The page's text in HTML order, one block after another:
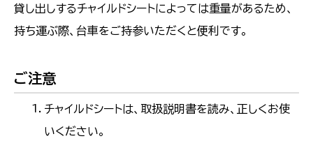
貸し出しするチャイルドシートによっては重量があるため、
持ち運ぶ際、台車をご持参いただくと便利です。
ご注意
チャイルドシートは、取扱説明書を読み、正しくお使
いください。